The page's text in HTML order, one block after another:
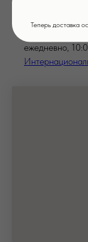
Бронирование
+7 (4752) 71-
ежедневно,
Теперь доставка